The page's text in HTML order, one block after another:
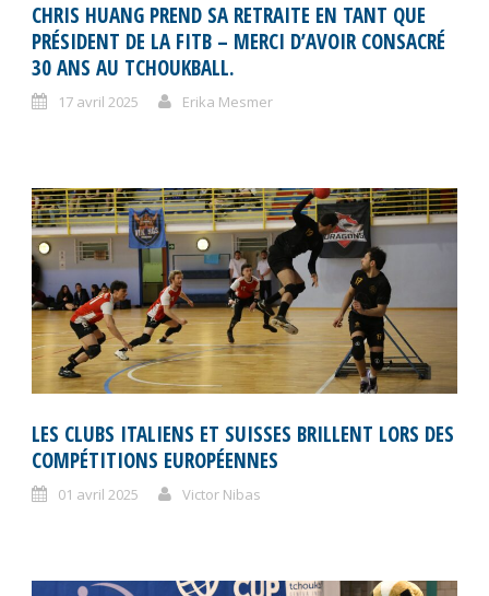
CHRIS HUANG PREND SA RETRAITE EN TANT QUE
PRÉSIDENT DE LA FITB – MERCI D’AVOIR CONSACRÉ
30 ANS AU TCHOUKBALL.
17 avril 2025 Erika Mesmer
LES CLUBS ITALIENS ET SUISSES BRILLENT LORS DES
COMPÉTITIONS EUROPÉENNES
01 avril 2025 Victor Nibas